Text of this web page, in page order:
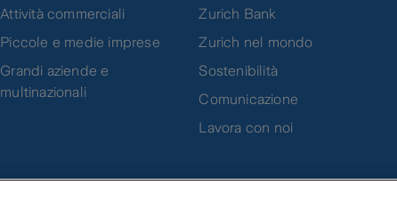
Attività commerciali
Piccole e medie imprese
Grandi aziende e
multinazionali
Zurich Bank
Zurich nel mondo
Sostenibilità
Comunicazione
Lavora con noi